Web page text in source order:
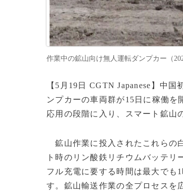
作業中の鉱山向け無人運転ダンプカー（
【5月19日 CGTN Japanese】中
ンプカーの車両群が15日に稼働
応用の段階に入り、スマート鉱山
鉱山作業に投入されたこれらの
ト時のリン酸鉄リチウムバッテリ
フル充電に要する時間は最大でも
す。鉱山輸送作業の全プロセスを